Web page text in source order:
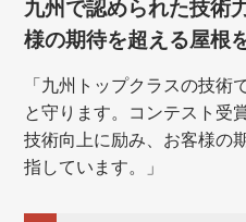
九州で認められた技術
様の期待を超える屋根を
「九州トップクラスの技術
と守ります。コンテスト受
技術向上に励み、お客様の
指しています。」